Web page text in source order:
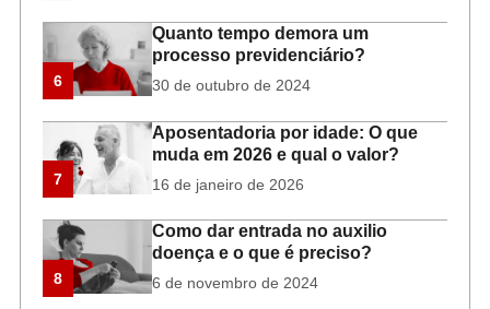
6
Quanto tempo demora um
processo previdenciário?
30 de outubro de 2024
7
Aposentadoria por idade: O que
muda em 2026 e qual o valor?
16 de janeiro de 2026
8
Como dar entrada no auxilio
doença e o que é preciso?
6 de novembro de 2024